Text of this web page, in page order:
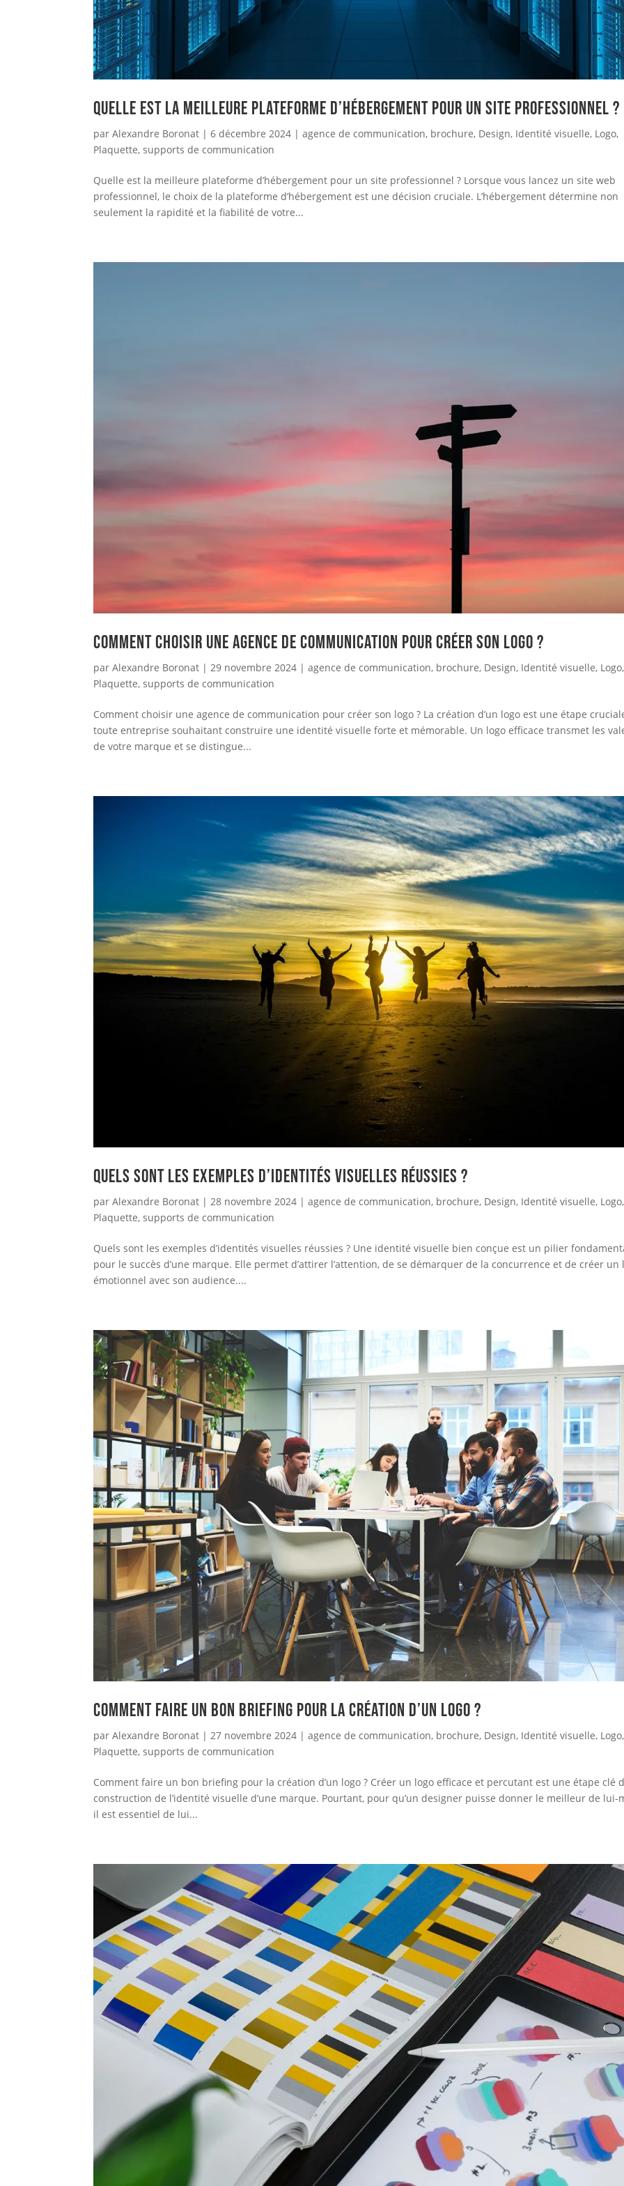
Quelle est la meilleure plateforme d’hébergement pour un site professionnel ?
parAlexandre Boronat |6 décembre 2024 |agence de communication, brochure, Design, Identité visuelle, Logo,
Plaquette,supports de communication
Quelle est la meilleure plateforme d’hébergement pour un site professionnel ? Lorsque vous lancez un site web
professionnel, le choix de la plateforme d’hébergement est une décision cruciale. L’hébergement détermine non
seulement la rapidité et la fiabilité de votre...
Comment choisir une agence de communication pour créer son logo ?
parAlexandre Boronat |29 novembre 2024 |agence de communication, brochure, Design, Identité visuelle, Logo,
Plaquette,supports de communication
Comment choisir une agence de communication pour créer son logo ? La création d’un logo est une étape
toute entreprise souhaitant construire une identité visuelle forte et mémorable. Un logo efficace transmet les
de votre marque et se distingue...
Quels sont les exemples d’identités visuelles réussies ?
parAlexandre Boronat |28 novembre 2024 |agence de communication, brochure, Design, Identité visuelle, Logo,
Plaquette,supports de communication
Quels sont les exemples d’identités visuelles réussies ? Une identité visuelle bien conçue est un pilier
pour le succès d’une marque. Elle permet d’attirer l’attention, de se démarquer de la concurrence et de créer un
émotionnel avec son audience....
Comment faire un bon briefing pour la création d’un logo ?
parAlexandre Boronat |27 novembre 2024 |agence de communication, brochure, Design, Identité visuelle, Logo,
Plaquette,supports de communication
Comment faire un bon briefing pour la création d’un logo ? Créer un logo efficace et percutant est une étape clé
construction de l’identité visuelle d’une marque. Pourtant, pour qu’un designer puisse donner le meilleur de lui-
il est essentiel de lui...